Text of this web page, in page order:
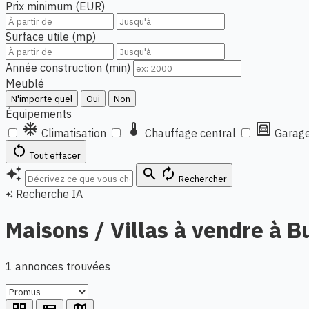
Prix minimum (EUR)
Surface utile (mp)
Année construction (min)
Meublé
N'importe quel Oui Non
Équipements
ac_unit Climatisation thermostat Chauffage central garage
restart_alt Tout effacer
auto_awesome search autorenew Rechercher
auto_awesome Recherche IA
Maisons / Villas à vendre à
1 annonces trouvées